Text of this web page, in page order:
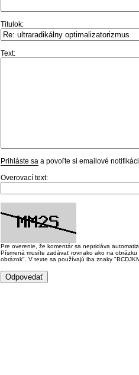
Titulok:
Text:
Prihláste sa a povoľte si emailové
Overovací text:
Pre overenie, že komentár sa nepridáva
Písmená musíte zadávať rovnako ako na
obrázok". V texte sa používajú iba znaky